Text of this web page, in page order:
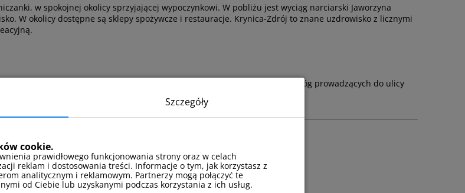
w spokojnej okolicy sprzyjającej wypoczynkowi. W pobliżu jest wyciąg narciarski Jaworzyna
W okolicy dostępne są sklepy spożywcze i restauracje. Krynica-Zdrój to znane uzdrowisko z licznymi
części Krynicy-Zdroju. Samochodem można skorzystać z lokalnych dróg prowadzących do ulicy
są gwarantowane ani numerowane.
znajdzie coś dla siebie niezależnie od pory roku.
Szczegóły
cookie.
prawidłowego funkcjonowania strony oraz w celach
reklam i dostosowania treści. Informacje o tym, jak korzystasz z
analitycznym i reklamowym. Partnerzy mogą połączyć te
od Ciebie lub uzyskanymi podczas korzystania z ich usług.